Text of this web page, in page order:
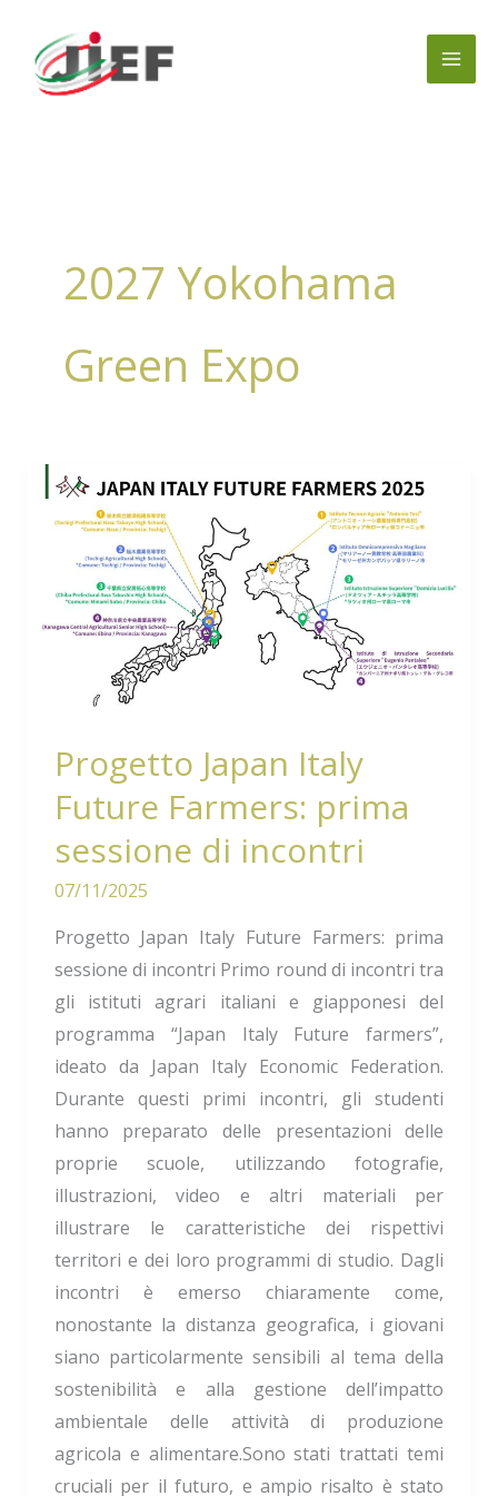
contenuto
2027 Yokohama
Green Expo
Progetto Japan Italy
Future Farmers: prima
sessione di incontri
07/11/2025
Progetto Japan Italy Future Farmers: prima
sessione di incontri Primo round di incontri tra
gli istituti agrari italiani e giapponesi del
programma “Japan Italy Future farmers”,
ideato da Japan Italy Economic Federation.
Durante questi primi incontri, gli studenti
hanno preparato delle presentazioni delle
proprie scuole, utilizzando fotografie,
illustrazioni, video e altri materiali per
illustrare le caratteristiche dei rispettivi
territori e dei loro programmi di studio. Dagli
incontri è emerso chiaramente come,
nonostante la distanza geografica, i giovani
siano particolarmente sensibili al tema della
sostenibilità e alla gestione dell’impatto
ambientale delle attività di produzione
agricola e alimentare.Sono stati trattati temi
cruciali per il futuro, e ampio risalto è stato
Progetto
Japan
Future
Farmers:
prima
sessione